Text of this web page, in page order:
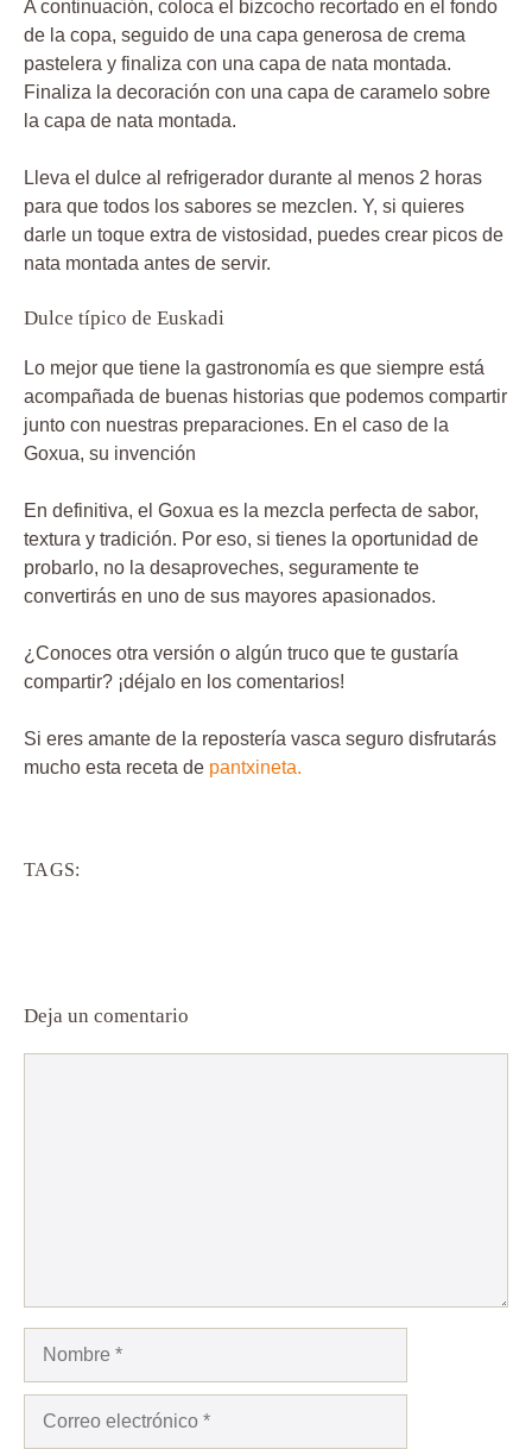
A continuación, coloca el bizcocho recortado en el fondo
de la copa, seguido de una capa generosa de crema
pastelera y finaliza con una capa de nata montada.
Finaliza la decoración con una capa de caramelo sobre
la capa de nata montada.
Lleva el dulce al refrigerador durante al menos 2 horas
para que todos los sabores se mezclen. Y, si quieres
darle un toque extra de vistosidad, puedes crear picos de
nata montada antes de servir.
Dulce típico de Euskadi
Lo mejor que tiene la gastronomía es que siempre está
acompañada de buenas historias que podemos compartir
junto con nuestras preparaciones. En el caso de la
Goxua, su invención
En definitiva, el Goxua es la mezcla perfecta de sabor,
textura y tradición. Por eso, si tienes la oportunidad de
probarlo, no la desaproveches, seguramente te
convertirás en uno de sus mayores apasionados.
¿Conoces otra versión o algún truco que te gustaría
compartir? ¡déjalo en los comentarios!
Si eres amante de la repostería vasca seguro disfrutarás
mucho esta receta de pantxineta.
TAGS:
Deja un comentario